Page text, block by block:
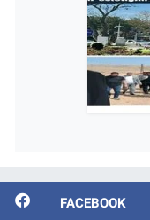
FACEBOOK